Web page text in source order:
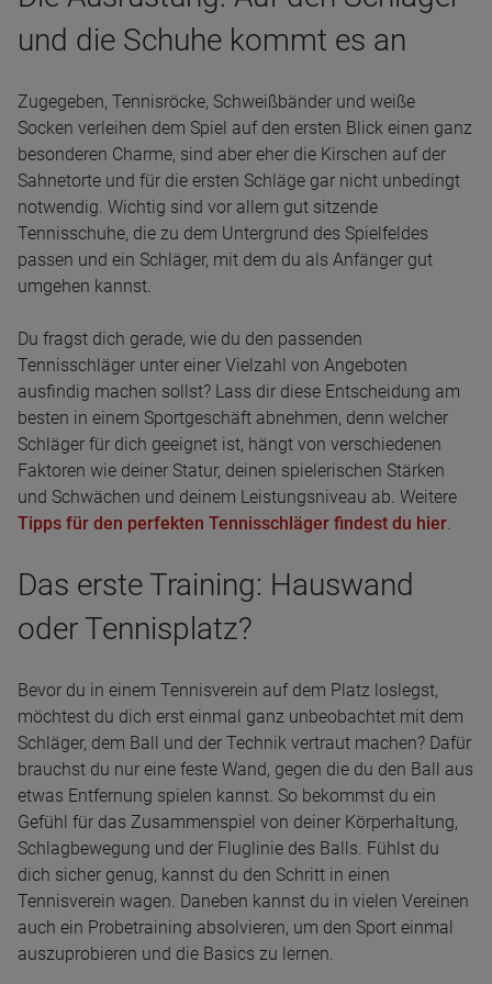
und die Schuhe kommt es an
Zugegeben, Tennisröcke, Schweißbänder und weiße
Socken verleihen dem Spiel auf den ersten Blick einen ganz
besonderen Charme, sind aber eher die Kirschen auf der
Sahnetorte und für die ersten Schläge gar nicht unbedingt
notwendig. Wichtig sind vor allem gut sitzende
Tennisschuhe, die zu dem Untergrund des Spielfeldes
passen und ein Schläger, mit dem du als Anfänger gut
umgehen kannst.
Du fragst dich gerade, wie du den passenden
Tennisschläger unter einer Vielzahl von Angeboten
ausfindig machen sollst? Lass dir diese Entscheidung am
besten in einem Sportgeschäft abnehmen, denn welcher
Schläger für dich geeignet ist, hängt von verschiedenen
Faktoren wie deiner Statur, deinen spielerischen Stärken
und Schwächen und deinem Leistungsniveau ab. Weitere
Tipps für den perfekten Tennisschläger findest du hier.
Das erste Training: Hauswand
oder Tennisplatz?
Bevor du in einem Tennisverein auf dem Platz loslegst,
möchtest du dich erst einmal ganz unbeobachtet mit dem
Schläger, dem Ball und der Technik vertraut machen? Dafür
brauchst du nur eine feste Wand, gegen die du den Ball aus
etwas Entfernung spielen kannst. So bekommst du ein
Gefühl für das Zusammenspiel von deiner Körperhaltung,
Schlagbewegung und der Fluglinie des Balls. Fühlst du
dich sicher genug, kannst du den Schritt in einen
Tennisverein wagen. Daneben kannst du in vielen Vereinen
auch ein Probetraining absolvieren, um den Sport einmal
auszuprobieren und die Basics zu lernen.